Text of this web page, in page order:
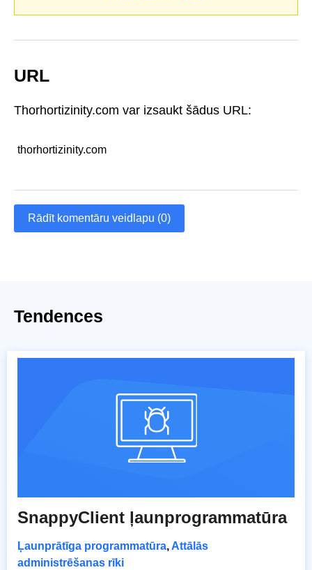
URL
Thorhortizinity.com var izsaukt šādus URL:
thorhortizinity.com
Rādīt komentāru veidlapu (0)
Tendences
SnappyClient ļaunprogrammatūra
Ļaunprātīga programmatūra, Attālās
administrēšanas rīki